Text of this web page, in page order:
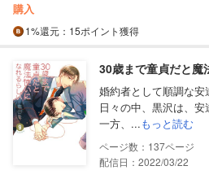
購入
1%還元 ：15ポイント獲得
30歳まで童貞だと魔
婚約者として順調な
日々の中、黒沢は、
一方、...もっと読む
137
配信日：2022/03/22